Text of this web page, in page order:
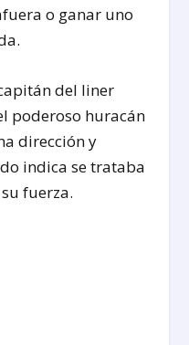
o ganar uno
del liner
poderoso huracán
dirección y
indica se trataba
fuerza.